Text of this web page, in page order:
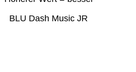
BLU Dash Music JR